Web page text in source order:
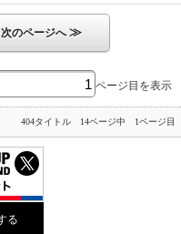
次のページへ≫
ページ目を表示
404タイトル 14ページ中 1ページ目